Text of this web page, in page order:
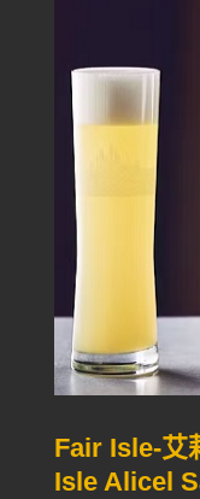
Fair Isle-艾
Isle Alicel